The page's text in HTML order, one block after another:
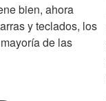
bien, ahora
y teclados, los
de las